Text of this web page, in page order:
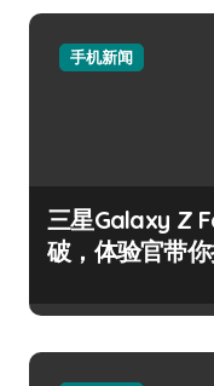
手机新闻
三星Galaxy Z
破，体验官带你